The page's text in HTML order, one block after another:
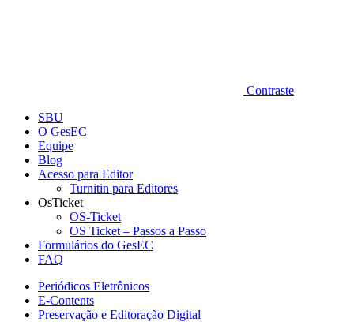
Contraste
SBU
O GesEC
Equipe
Blog
Acesso para Editor
Turnitin para Editores
OsTicket
OS-Ticket
OS Ticket – Passos a Passo
Formulários do GesEC
FAQ
Periódicos Eletrônicos
E-Contents
Preservação e Editoração Digital